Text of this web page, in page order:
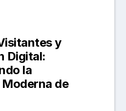
y
Digital:
la
de